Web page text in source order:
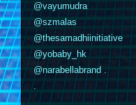
@vayumudra
@szmalas
@thesamadhiinitiative
@yobaby_hk
@narabellabrand .
.